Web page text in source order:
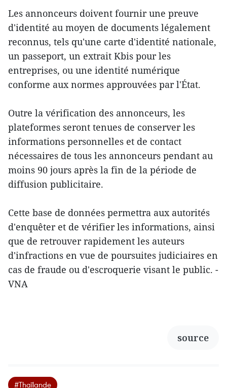
Les annonceurs doivent fournir une preuve
d'identité au moyen de documents légalement
reconnus, tels qu'une carte d'identité nationale,
un passeport, un extrait Kbis pour les
entreprises, ou une identité numérique
conforme aux normes approuvées par l'État.
Outre la vérification des annonceurs, les
plateformes seront tenues de conserver les
informations personnelles et de contact
nécessaires de tous les annonceurs pendant au
moins 90 jours après la fin de la période de
diffusion publicitaire.
Cette base de données permettra aux autorités
d'enquêter et de vérifier les informations, ainsi
que de retrouver rapidement les auteurs
d'infractions en vue de poursuites judiciaires en
cas de fraude ou d'escroquerie visant le public. -
VNA
source
#Thaïlande